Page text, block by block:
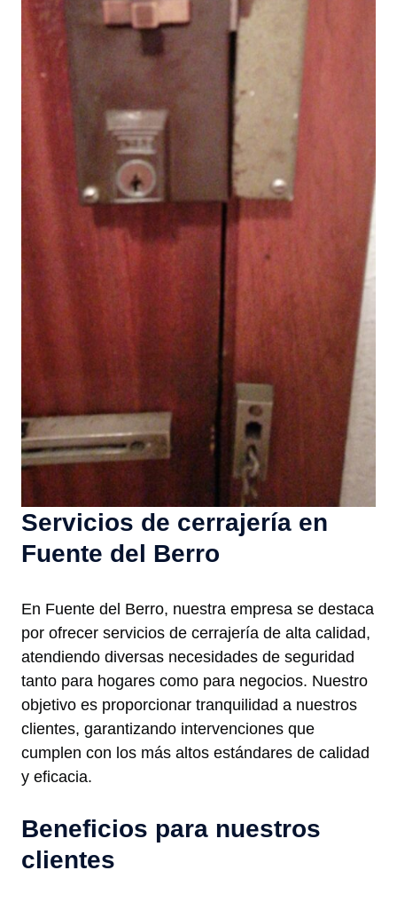
Servicios de cerrajería en
Fuente del Berro
En Fuente del Berro, nuestra empresa se destaca
por ofrecer servicios de cerrajería de alta calidad,
atendiendo diversas necesidades de seguridad
tanto para hogares como para negocios. Nuestro
objetivo es proporcionar tranquilidad a nuestros
clientes, garantizando intervenciones que
cumplen con los más altos estándares de calidad
y eficacia.
Beneficios para nuestros
clientes